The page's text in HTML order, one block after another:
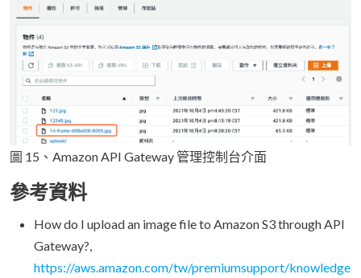
圖 15、Amazon API Gateway 管理控制台介面
參考資料
How do I upload an image file to Amazon S3 through API
Gateway?,
https://aws.amazon.com/tw/premiumsupport/knowledge